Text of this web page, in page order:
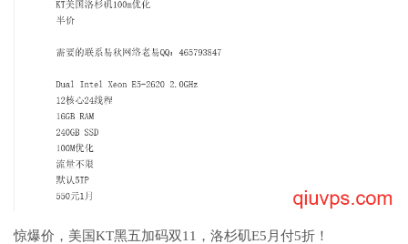
惊爆价，美国KT黑五加码双11，洛杉矶E5月付5折！